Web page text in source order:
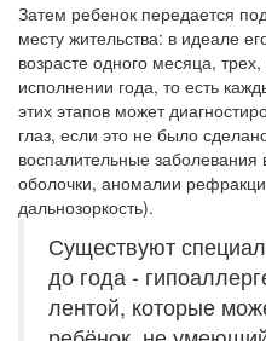
Затем ребенок передается
месту жительства: в идеале
возрасте одного месяца,
исполнении года, то есть
этих этапов может
глаз, если это не было
воспалительные заболевания
оболочки, аномалии
дальнозоркость).
Существуют
до года -
лентой, которые